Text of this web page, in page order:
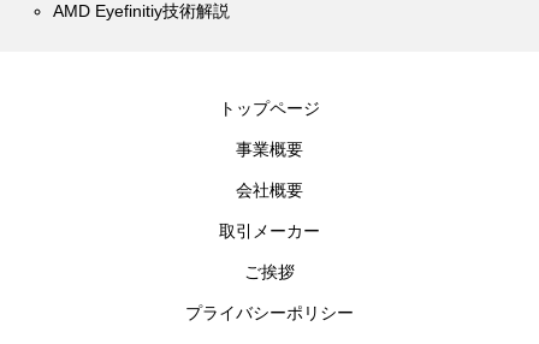
AMD Eyefinitiy技術解説
トップページ
事業概要
会社概要
取引メーカー
ご挨拶
プライバシーポリシー